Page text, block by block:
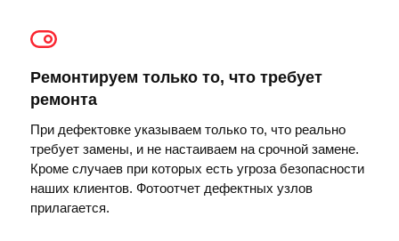
Ремонтируем только то, что требует
ремонта
При дефектовке указываем только то, что реально
требует замены, и не настаиваем на срочной замене.
Кроме случаев при которых есть угроза безопасности
наших клиентов. Фотоотчет дефектных узлов
прилагается.